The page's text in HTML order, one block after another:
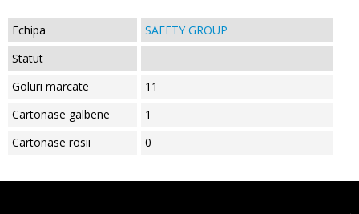
Echipa
SAFETY GROUP
Statut
Goluri marcate
11
Cartonase galbene
1
Cartonase rosii
0